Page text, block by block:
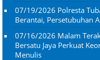
07/19/2026 Polresta
Berantai, Persetubuhan
07/16/2026 Malam
Bersatu Jaya Perkuat
Menulis